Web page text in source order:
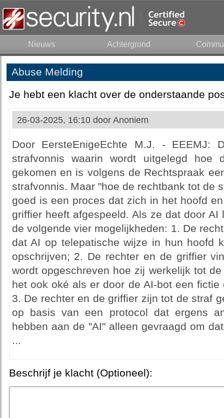
Nieuws Achtergrond
Abuse Melding
Je hebt een klacht over de onderstaande
26-03-2025, 16:10 door Anoniem
Door EersteEnigeEchte M.J. -
strafvonnis waarin wordt uitgelegd
gekomen en is volgens de Rechtspraak
strafvonnis. Maar "hoe de rechtbank tot de
goed is een proces dat zich in het hoofd
griffier heeft afgespeeld. Als ze dat door
de volgende vier mogelijkheden: 1. De
dat AI op telepatische wijze in hun hoofd
opschrijven; 2. De rechter en de griffier
wordt opgeschreven hoe zij werkelijk tot
het ook oké als er door de AI-bot een
3. De rechter en de griffier zijn tot de straf
op basis van een protocol dat ergens
hebben aan de "AI" alleen gevraagd om
...
Beschrijf je klacht (Optioneel):